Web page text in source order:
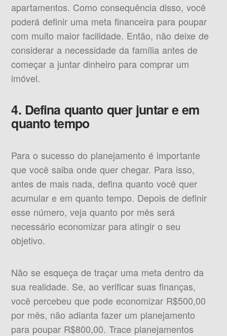
apartamentos. Como consequência disso, você
poderá definir uma meta financeira para poupar
com muito maior facilidade. Então, não deixe de
considerar a necessidade da família antes de
começar a juntar dinheiro para comprar um
imóvel.
4. Defina quanto quer juntar e em
quanto tempo
Para o sucesso do planejamento é importante
que você saiba onde quer chegar. Para isso,
antes de mais nada, defina quanto você quer
acumular e em quanto tempo. Depois de definir
esse número, veja quanto por mês será
necessário economizar para atingir o seu
objetivo.
Não se esqueça de traçar uma meta dentro da
sua realidade. Se, ao verificar suas finanças,
você percebeu que pode economizar R$500,00
por mês, não adianta fazer um planejamento
para poupar R$800,00. Trace planejamentos